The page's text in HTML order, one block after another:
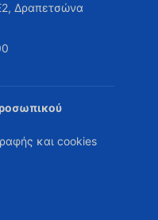
Δραπετσώνα
και cookies